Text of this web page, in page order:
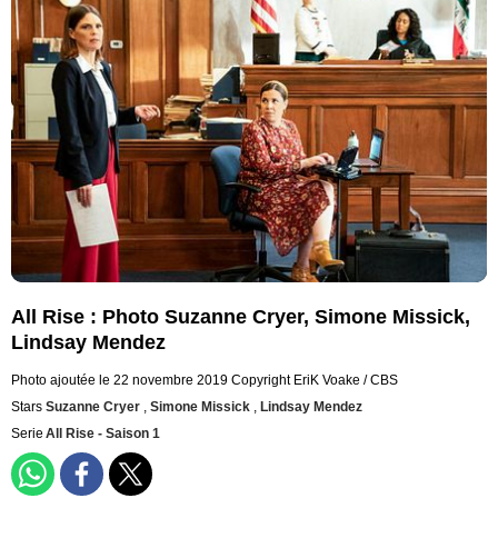
All Rise : Photo Suzanne Cryer, Simone Missick,
Lindsay Mendez
Photo ajoutée le 22 novembre 2019 Copyright EriK Voake / CBS
Stars Suzanne Cryer , Simone Missick , Lindsay Mendez
Serie All Rise - Saison 1